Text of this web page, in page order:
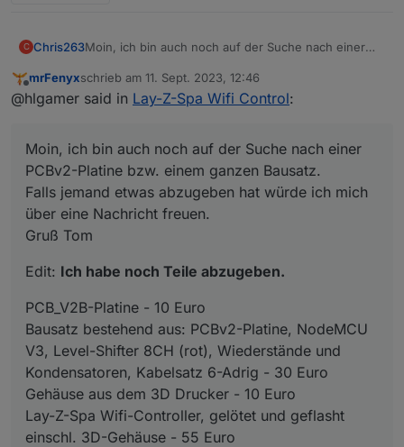
C Chris263Moin, ich bin auch noch auf der Suche nach einer
Falls jemand etwas abzugeben hat würde ich mich
über eine Nachricht freuen.
Edit:Ich habe noch Teile abzugeben.
V3, Level-Shifter 8CH (rot), Widerstände und
Kondensatoren, Kabelsatz 6-Adrig - 30 Euro
Gehäuse aus dem 3D Drucker - 10 Euro
Lay-Z-Spa Wifi-Controller, gelötet und geflasht
einschl. 3D-Gehäuse - 55 Euro
zzgl. 5.49 Euro Versandkosten
Bei Interesse gerne melden.
Offline
mrFenyxschrieb am 11. Sept. 2023, 12:46
zuletzt editiert von
@hlgamer said in Lay-Z-Spa Wifi Control:
Moin, ich bin auch noch auf der Suche nach einer
PCBv2-Platine bzw. einem ganzen Bausatz.
Falls jemand etwas abzugeben hat würde ich mich
über eine Nachricht freuen.
Gruß Tom
Edit: Ich habe noch Teile abzugeben.
PCB_V2B-Platine - 10 Euro
Bausatz bestehend aus: PCBv2-Platine, NodeMCU
V3, Level-Shifter 8CH (rot), Wiederstände und
Kondensatoren, Kabelsatz 6-Adrig - 30 Euro
Gehäuse aus dem 3D Drucker - 10 Euro
Lay-Z-Spa Wifi-Controller, gelötet und geflasht
einschl. 3D-Gehäuse - 55 Euro